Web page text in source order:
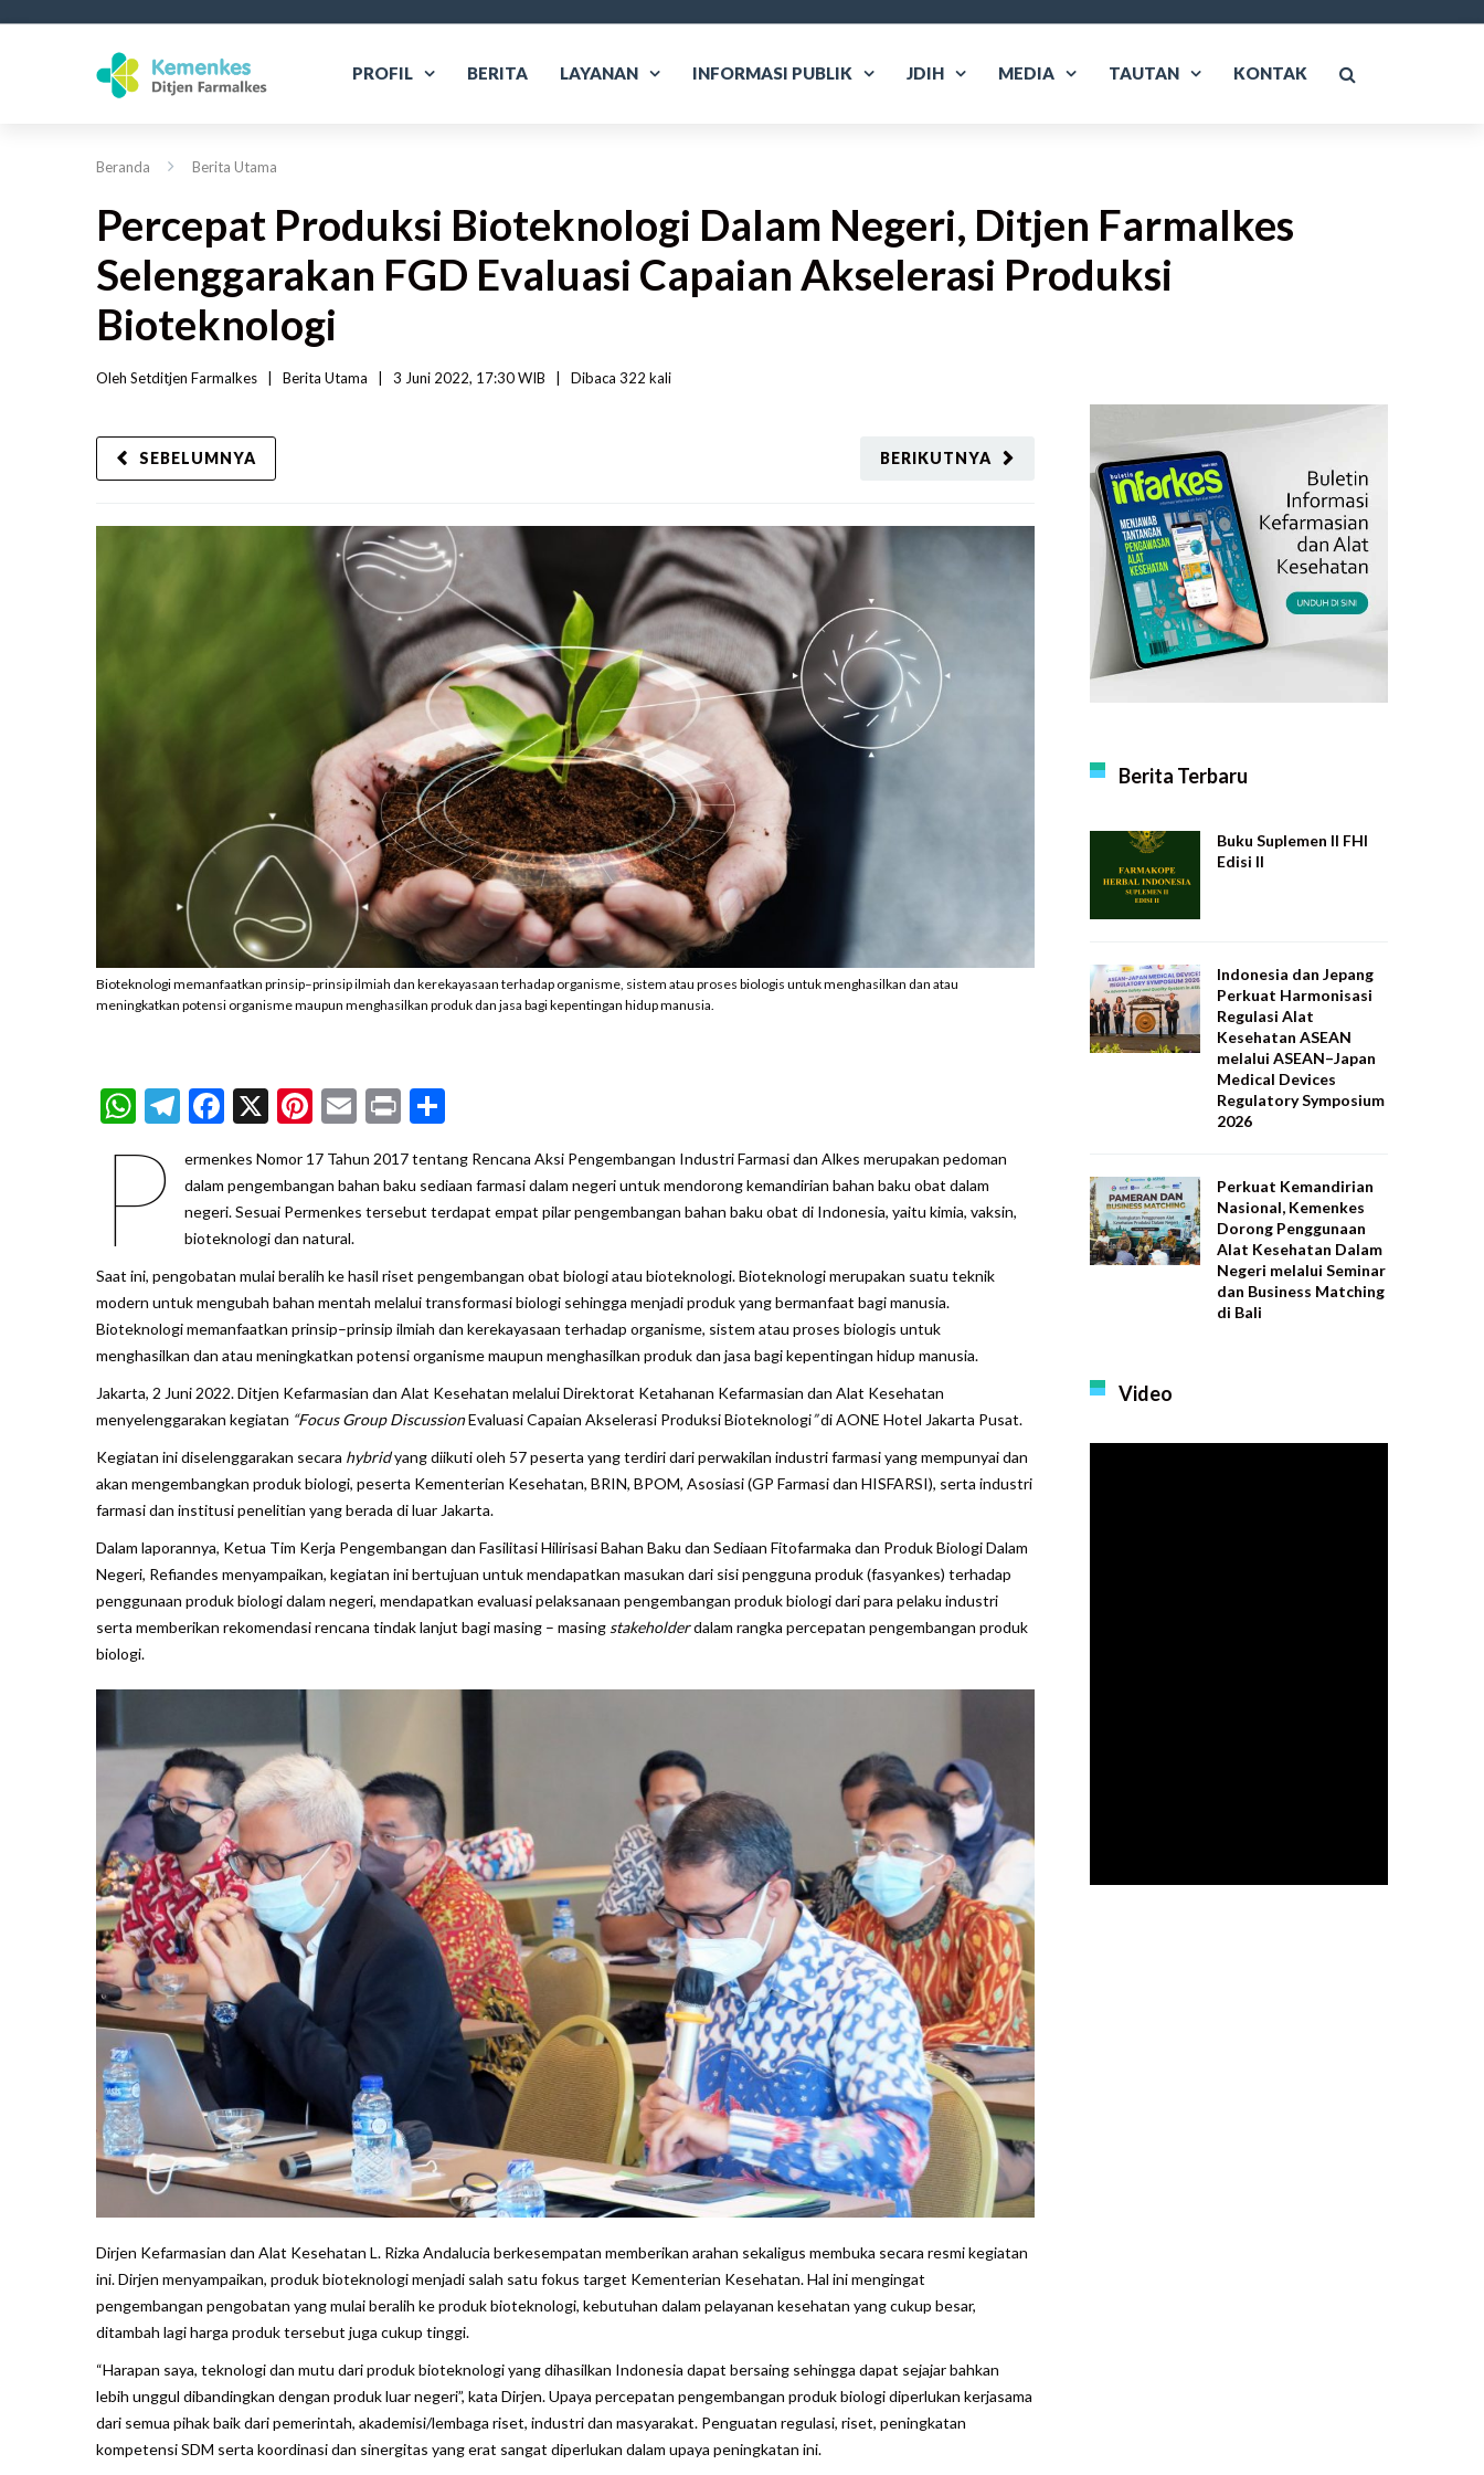
PROFIL BERITA LAYANAN INFORMASI PUBLIK JDIH MEDIA TAUTAN KONTAK
Beranda Berita Utama
Percepat Produksi Bioteknologi Dalam Negeri, Ditjen Farmalkes
Selenggarakan FGD Evaluasi Capaian Akselerasi Produksi
Bioteknologi
Oleh Setditjen Farmalkes Berita Utama 3 Juni 2022, 17:30 WIB Dibaca 322 kali
BERIKUTNYA
SEBELUMNYA
Bioteknologi memanfaatkan prinsip–prinsip ilmiah dan kerekayasaan terhadap organisme, sistem atau proses biologis untuk menghasilkan dan atau
meningkatkan potensi organisme maupun menghasilkan produk dan jasa bagi kepentingan hidup manusia.
WhatsApp
Telegram
Facebook
X Pinterest
Email
Print
P
ermenkes Nomor 17 Tahun 2017 tentang Rencana Aksi Pengembangan Industri Farmasi dan Alkes merupakan pedoman
dalam pengembangan bahan baku sediaan farmasi dalam negeri untuk mendorong kemandirian bahan baku obat dalam
negeri. Sesuai Permenkes tersebut terdapat empat pilar pengembangan bahan baku obat di Indonesia, yaitu kimia, vaksin,
bioteknologi dan natural.
Saat ini, pengobatan mulai beralih ke hasil riset pengembangan obat biologi atau bioteknologi. Bioteknologi merupakan suatu teknik
modern untuk mengubah bahan mentah melalui transformasi biologi sehingga menjadi produk yang bermanfaat bagi manusia.
Bioteknologi memanfaatkan prinsip–prinsip ilmiah dan kerekayasaan terhadap organisme, sistem atau proses biologis untuk
menghasilkan dan atau meningkatkan potensi organisme maupun menghasilkan produk dan jasa bagi kepentingan hidup manusia.
Jakarta, 2 Juni 2022. Ditjen Kefarmasian dan Alat Kesehatan melalui Direktorat Ketahanan Kefarmasian dan Alat Kesehatan
menyelenggarakan kegiatan “Focus Group DiscussionEvaluasi Capaian Akselerasi Produksi Bioteknologi”di AONE Hotel Jakarta Pusat.
Kegiatan ini diselenggarakan secara hybridyang diikuti oleh 57 peserta yang terdiri dari perwakilan industri farmasi yang mempunyai dan
akan mengembangkan produk biologi, peserta Kementerian Kesehatan, BRIN, BPOM, Asosiasi (GP Farmasi dan HISFARSI), serta industri
farmasi dan institusi penelitian yang berada di luar Jakarta.
Dalam laporannya, Ketua Tim Kerja Pengembangan dan Fasilitasi Hilirisasi Bahan Baku dan Sediaan Fitofarmaka dan Produk Biologi Dalam
Negeri, Refiandes menyampaikan, kegiatan ini bertujuan untuk mendapatkan masukan dari sisi pengguna produk (fasyankes) terhadap
penggunaan produk biologi dalam negeri, mendapatkan evaluasi pelaksanaan pengembangan produk biologi dari para pelaku industri
serta memberikan rekomendasi rencana tindak lanjut bagi masing – masing stakeholderdalam rangka percepatan pengembangan produk
biologi.
Dirjen Kefarmasian dan Alat Kesehatan L. Rizka Andalucia berkesempatan memberikan arahan sekaligus membuka secara resmi kegiatan
ini. Dirjen menyampaikan, produk bioteknologi menjadi salah satu fokus target Kementerian Kesehatan. Hal ini mengingat
pengembangan pengobatan yang mulai beralih ke produk bioteknologi, kebutuhan dalam pelayanan kesehatan yang cukup besar,
ditambah lagi harga produk tersebut juga cukup tinggi.
“Harapan saya, teknologi dan mutu dari produk bioteknologi yang dihasilkan Indonesia dapat bersaing sehingga dapat sejajar bahkan
lebih unggul dibandingkan dengan produk luar negeri”, kata Dirjen. Upaya percepatan pengembangan produk biologi diperlukan kerjasama
dari semua pihak baik dari pemerintah, akademisi/lembaga riset, industri dan masyarakat. Penguatan regulasi, riset, peningkatan
kompetensi SDM serta koordinasi dan sinergitas yang erat sangat diperlukan dalam upaya peningkatan ini.
Berita Terbaru
Buku Suplemen II FHI
Edisi II
Indonesia dan Jepang
Perkuat Harmonisasi
Regulasi Alat
Kesehatan ASEAN
melalui ASEAN–Japan
Medical Devices
Regulatory Symposium
2026
Perkuat Kemandirian
Nasional, Kemenkes
Dorong Penggunaan
Alat Kesehatan Dalam
Negeri melalui Seminar
dan Business Matching
di Bali
Video